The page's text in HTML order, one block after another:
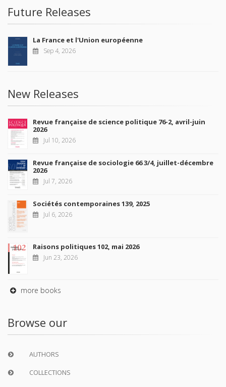
Future Releases
La France et l'Union européenne
Sep 4, 2026
New Releases
Revue française de science politique 76-2, avril-juin
2026
Jul 10, 2026
Revue française de sociologie 66 3/4, juillet-décembre
2026
Jul 7, 2026
Sociétés contemporaines 139, 2025
Jul 6, 2026
Raisons politiques 102, mai 2026
Jun 23, 2026
more books
Browse our
AUTHORS
COLLECTIONS